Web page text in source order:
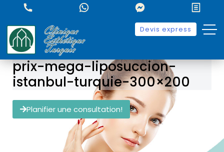
Devis express
prix-mega-liposuccion-
istanbul-turquie-300×200
Planifier une consultation!